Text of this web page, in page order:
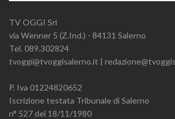
TV OGGI Srl
via Wenner 5 (Z.Ind.) - 84131 Salerno
Tel. 089.302824
tvoggi@tvoggisalerno.it |
P. Iva 01224820652
Iscrizione testata Tribunale di Salerno
n° 527 del 18/11/1980